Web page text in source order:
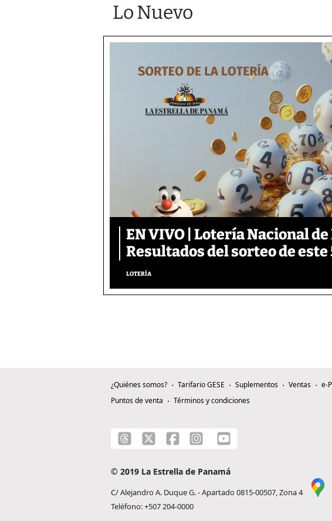
Lo Nuevo
EN VIVO | Lotería Nacional de
Resultados del sorteo de este
LOTERÍA
¿Quiénes somos? Tarifario GESE Suplementos Ventas
e-
Puntos de venta
Términos y condiciones
© 2019 La Estrella de Panamá
C/ Alejandro A. Duque G. - Apartado 0815-00507, Zona 4
Teléfono: +507 204-0000